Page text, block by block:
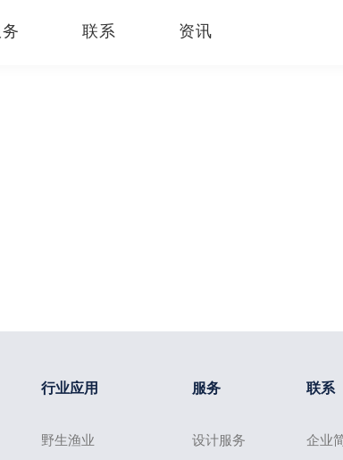
联系 资讯
行业应用
野生渔业
服务
设计服务
联系
企业